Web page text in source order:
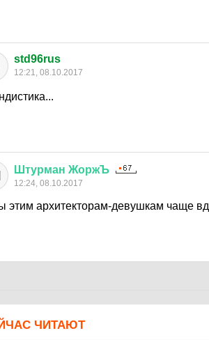
std96rus
12:21, 08.10.2017
Штурман ЖоржЪ
12:24, 08.10.2017
этим архитекторам-девушкам чаще
ЧИТАЮТ